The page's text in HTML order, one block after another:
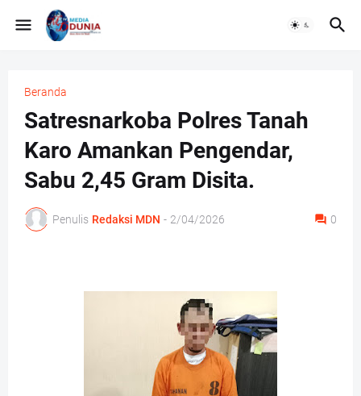
Beranda
Satresnarkoba Polres Tanah
Karo Amankan Pengendar,
Sabu 2,45 Gram Disita.
Penulis Redaksi MDN - 2/04/2026 0